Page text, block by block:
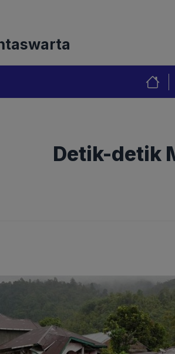
Detik-detik